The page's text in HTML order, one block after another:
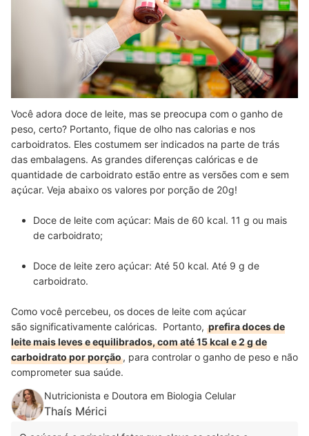
Você adora doce de leite, mas se preocupa com o ganho de
peso, certo? Portanto, fique de olho nas calorias e nos
carboidratos. Eles costumem ser indicados na parte de trás
das embalagens. As grandes diferenças calóricas e de
quantidade de carboidrato estão entre as versões com e sem
açúcar. Veja abaixo os valores por porção de 20g!
Doce de leite com açúcar: Mais de 60 kcal. 11 g ou mais
de carboidrato;
Doce de leite zero açúcar: Até 50 kcal. Até 9 g de
carboidrato.
Como você percebeu, os doces de leite com açúcar
são significativamente calóricas. Portanto, prefira doces de
leite mais leves e equilibrados, com até 15 kcal e 2 g de
carboidrato por porção, para controlar o ganho de peso e não
comprometer sua saúde.
Nutricionista e Doutora em Biologia Celular
Thaís Mérici